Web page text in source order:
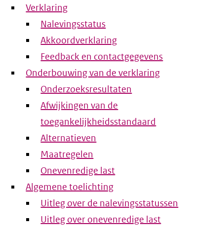
Verklaring
Nalevingsstatus
Akkoordverklaring
Feedback en contactgegevens
Onderbouwing van de verklaring
Onderzoeksresultaten
Afwijkingen van de
toegankelijkheidsstandaard
Alternatieven
Maatregelen
Onevenredige last
Algemene toelichting
Uitleg over de nalevingsstatussen
Uitleg over onevenredige last